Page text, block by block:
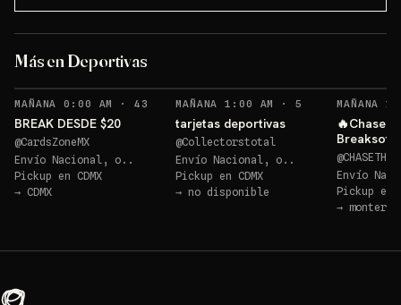
Más en Deportivas
MAÑANA 0:00 AM · 43 RECORDATORIOS
BREAK DESDE $20
@CardsZoneMX
Envío Nacional, o..
Pickup en CDMX
→ CDMX
MAÑANA 1:00 AM · 5 RECORDATORIOS
tarjetas deportivas
@Collectorstotal
Envío Nacional, o..
Pickup en CDMX
→ no disponible
MAÑANA
🔥Chase
Breaksote
de fut y
🔥⚾️⚽️🏈
@
Envío
Pickup en
→